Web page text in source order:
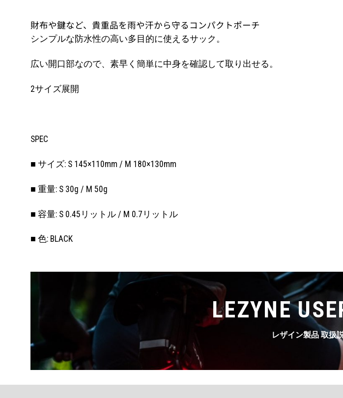
財布や鍵など、貴重品を雨や汗から守るコンパクトポーチ
シンプルな防水性の高い多目的に使えるサック。
広い開口部なので、素早く簡単に中身を確認して取り出せる。
2サイズ展開
SPEC
■ サイズ: S 145×110mm / M 180×130mm
■ 重量: S 30g / M 50g
■ 容量: S 0.45リットル / M 0.7リットル
■ 色: BLACK
LEZYNE
レザイン製品 取扱